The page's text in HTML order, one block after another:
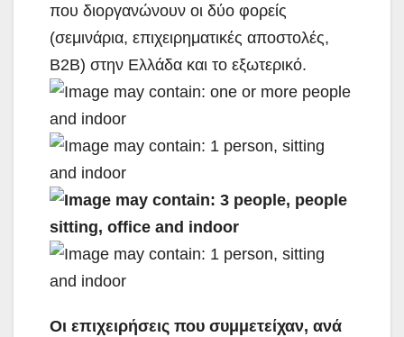
που διοργανώνουν οι δύο φορείς
(σεμινάρια, επιχειρηματικές αποστολές,
B2B) στην Ελλάδα και το εξωτερικό.
Οι επιχειρήσεις που συμμετείχαν, ανά